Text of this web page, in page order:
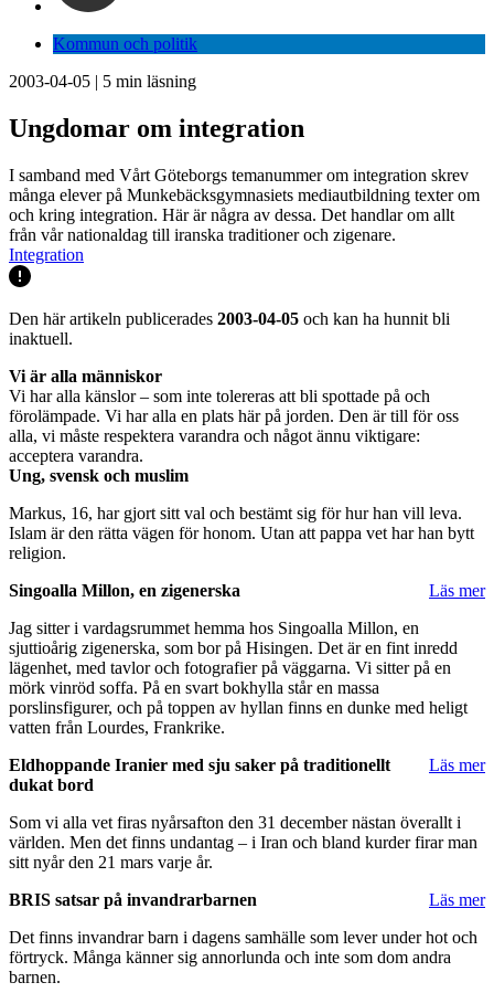
Kommun och politik
2003-04-05 | 5 min läsning
Ungdomar om integration
I samband med Vårt Göteborgs temanummer om integration skrev
många elever på Munkebäcksgymnasiets mediautbildning texter om
och kring integration. Här är några av dessa. Det handlar om allt
från vår nationaldag till iranska traditioner och zigenare.
Integration
Den här artikeln publicerades 2003-04-05 och kan ha hunnit bli
inaktuell.
Vi är alla människor
Vi har alla känslor – som inte tolereras att bli spottade på och
förolämpade. Vi har alla en plats här på jorden. Den är till för oss
alla, vi måste respektera varandra och något ännu viktigare:
acceptera varandra.
Ung, svensk och muslim
Markus, 16, har gjort sitt val och bestämt sig för hur han vill leva.
Islam är den rätta vägen för honom. Utan att pappa vet har han bytt
religion.
Läs mer
Singoalla Millon, en zigenerska
Jag sitter i vardagsrummet hemma hos Singoalla Millon, en
sjuttioårig zigenerska, som bor på Hisingen. Det är en fint inredd
lägenhet, med tavlor och fotografier på väggarna. Vi sitter på en
mörk vinröd soffa. På en svart bokhylla står en massa
porslinsfigurer, och på toppen av hyllan finns en dunke med heligt
vatten från Lourdes, Frankrike.
Läs mer
Eldhoppande Iranier med sju saker på traditionellt
dukat bord
Som vi alla vet firas nyårsafton den 31 december nästan överallt i
världen. Men det finns undantag – i Iran och bland kurder firar man
sitt nyår den 21 mars varje år.
Läs mer
BRIS satsar på invandrarbarnen
Det finns invandrar barn i dagens samhälle som lever under hot och
förtryck. Många känner sig annorlunda och inte som dom andra
barnen.